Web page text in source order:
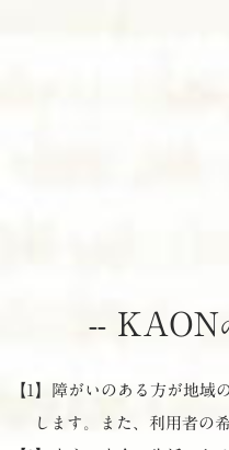
-- KAON
【1】障がいのある方が地域
します。また、利用者の